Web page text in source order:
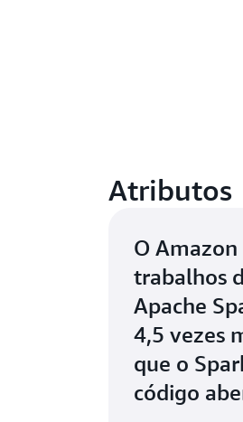
Atributos
O Amazon
trabalhos
Apache
4,5 vezes
que o
código